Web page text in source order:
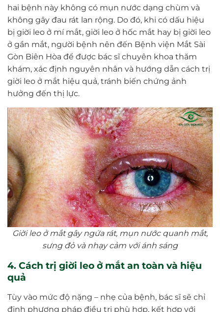
hai bệnh này không có mụn nước dạng chùm và
không gây đau rát lan rộng. Do đó, khi có dấu hiệu
bị giời leo ở mí mắt, giời leo ở hốc mắt hay bị giời leo
ở gần mắt, người bệnh nên đến Bệnh viện Mắt Sài
Gòn Biên Hòa để được bác sĩ chuyên khoa thăm
khám, xác định nguyên nhân và hướng dẫn cách trị
giời leo ở mắt hiệu quả, tránh biến chứng ảnh
hưởng đến thị lực.
Giời leo ở mắt gây ngứa rát, mụn nước quanh mắt,
sưng đỏ và nhạy cảm với ánh sáng
4. Cách trị giời leo ở mắt an toàn và hiệu
quả
Tùy vào mức độ nặng – nhẹ của bệnh, bác sĩ sẽ chỉ
định phương pháp điều trị phù hợp, kết hợp với